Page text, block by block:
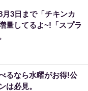
月3日まで「チキンカ
量してるよ~!「スプラ
るなら水曜がお得!公
は必見。